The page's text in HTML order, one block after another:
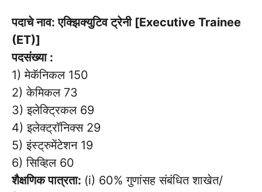
पदाचे नाव: एक्झिक्युटिव ट्रेनी [Executive Trainee
(ET)]
पदसंख्या :
1) मेकॅनिकल 150
2) केमिकल 73
3) इलेक्ट्रिकल 69
4) इलेक्ट्रॉनिक्स 29
5) इंस्ट्रुमेंटेशन 19
6) सिव्हिल 60
शैक्षणिक पात्रता: (i) 60% गुणांसह संबंधित शाखेत/